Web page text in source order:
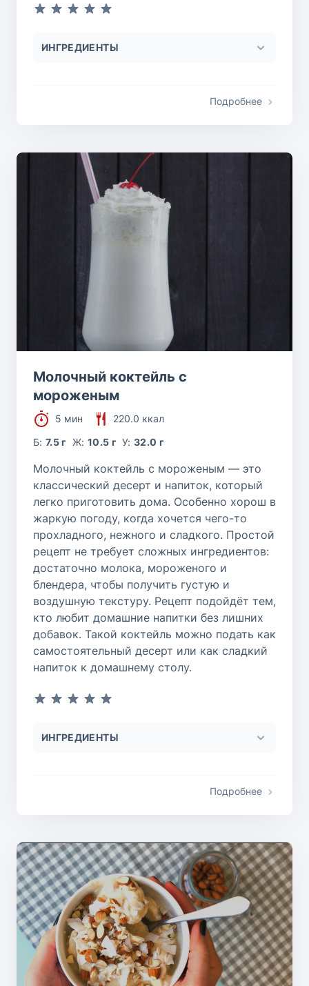
ИНГРЕДИЕНТЫ
Подробнее
Молочный коктейль с
мороженым
5 мин
220.0 ккал
Б:7.5 г Ж: 10.5 г У:32.0 г
Молочный коктейль с мороженым — это
классический десерт и напиток, который
легко приготовить дома. Особенно хорош в
жаркую погоду, когда хочется чего-то
прохладного, нежного и сладкого. Простой
рецепт не требует сложных ингредиентов:
достаточно молока, мороженого и
блендера, чтобы получить густую и
воздушную текстуру. Рецепт подойдёт тем,
кто любит домашние напитки без лишних
добавок. Такой коктейль можно подать как
самостоятельный десерт или как сладкий
напиток к домашнему столу.
ИНГРЕДИЕНТЫ
Подробнее